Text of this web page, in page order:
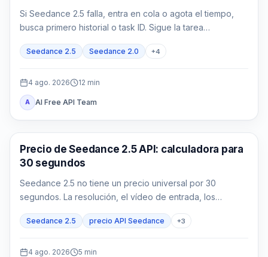
Si Seedance 2.5 falla, entra en cola o agota el tiempo,
busca primero historial o task ID. Sigue la tarea
failed/expired antes de reenviar.
Seedance 2.5 Seedance 2.0 +4
4 ago. 2026 12 min
A AI Free API Team
Generación de vídeo con IA
Precio de Seedance 2.5 API: calculadora para
30 segundos
Seedance 2.5 no tiene un precio universal por 30
segundos. La resolución, el vídeo de entrada, los
Seedance 2.5 precio API Seedance +3
4 ago. 2026 5 min